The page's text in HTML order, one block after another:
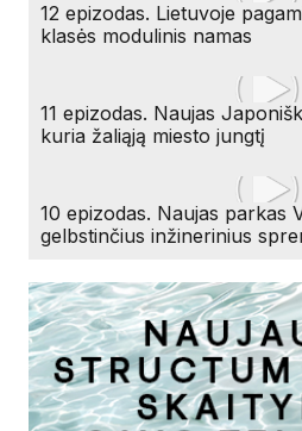
12 epizodas. Lietuvoje
klasės modulinis namas
11 epizodas. Naujas
kuria žaliąją miesto jungtį
10 epizodas. Naujas parkas
gelbstinčius inžinerinius